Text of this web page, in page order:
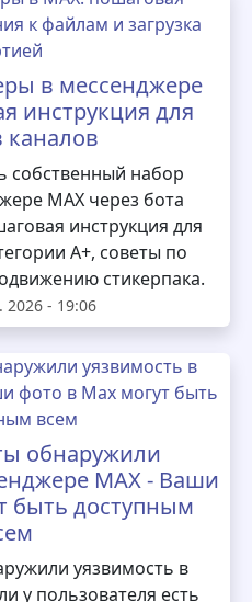
в мессенджере
инструкция для
каналов
собственный набор
MAX через бота
инструкция для
А+, советы по
стикерпака.
- 19:06
обнаружили
MAX - Ваши
быть доступным
уязвимость в
у пользователя есть